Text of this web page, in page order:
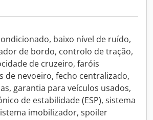
baixo nível de ruído,
de bordo, controlo de tração,
de cruzeiro, faróis
de nevoeiro, fecho centralizado,
garantia para veículos usados,
de estabilidade (ESP), sistema
imobilizador, spoiler